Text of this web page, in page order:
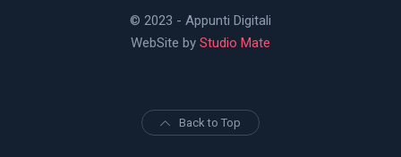
© 2023 - Appunti Digitali
WebSite by Studio Mate
Back to Top